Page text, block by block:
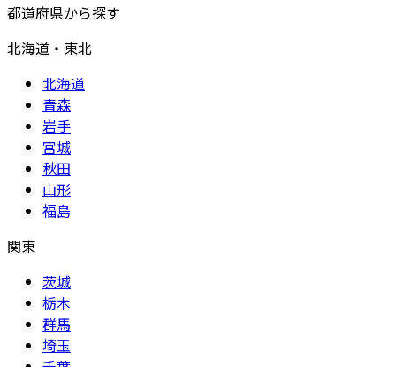
都道府県から探す
北海道・東北
北海道
青森
岩手
宮城
秋田
山形
福島
関東
茨城
栃木
群馬
埼玉